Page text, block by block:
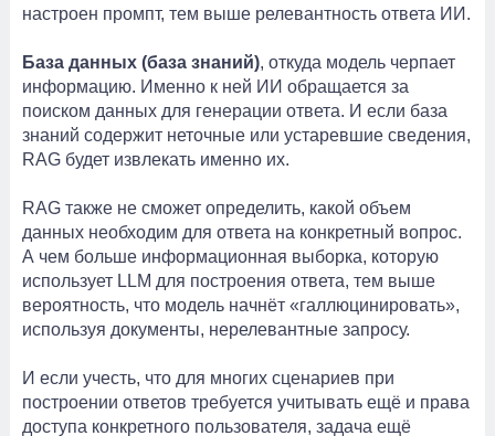
настроен промпт, тем выше релевантность ответа ИИ.
База данных (база знаний), откуда модель черпает
информацию. Именно к ней ИИ обращается за
поиском данных для генерации ответа. И если база
знаний содержит неточные или устаревшие сведения,
RAG будет извлекать именно их.
RAG также не сможет определить, какой объем
данных необходим для ответа на конкретный вопрос.
А чем больше информационная выборка, которую
использует LLM для построения ответа, тем выше
вероятность, что модель начнёт «галлюцинировать»,
используя документы, нерелевантные запросу.
И если учесть, что для многих сценариев при
построении ответов требуется учитывать ещё и права
доступа конкретного пользователя, задача ещё